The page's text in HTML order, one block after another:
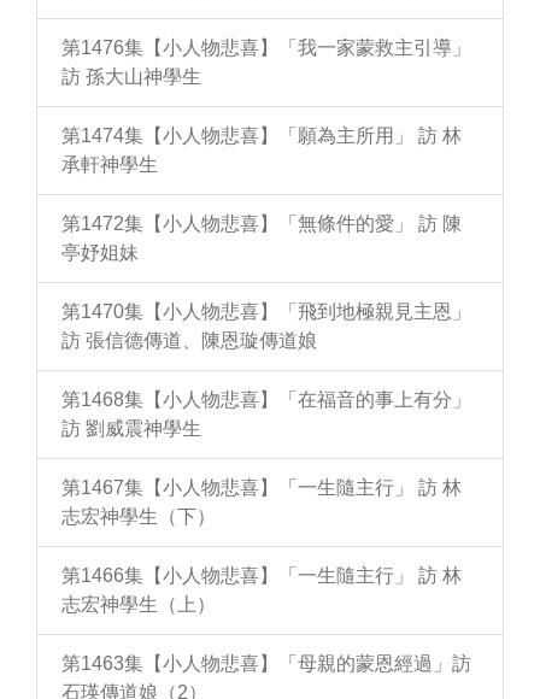
第1476集【小人物悲喜】「我一家蒙救主引導」
訪 孫大山神學生
第1474集【小人物悲喜】「願為主所用」 訪 林
承軒神學生
第1472集【小人物悲喜】「無條件的愛」 訪 陳
亭妤姐妹
第1470集【小人物悲喜】「飛到地極親見主恩」
訪 張信德傳道、陳恩璇傳道娘
第1468集【小人物悲喜】「在福音的事上有分」
訪 劉威震神學生
第1467集【小人物悲喜】「一生隨主行」 訪 林
志宏神學生（下）
第1466集【小人物悲喜】「一生隨主行」 訪 林
志宏神學生（上）
第1463集【小人物悲喜】「母親的蒙恩經過」訪
石瑛傳道娘（2）